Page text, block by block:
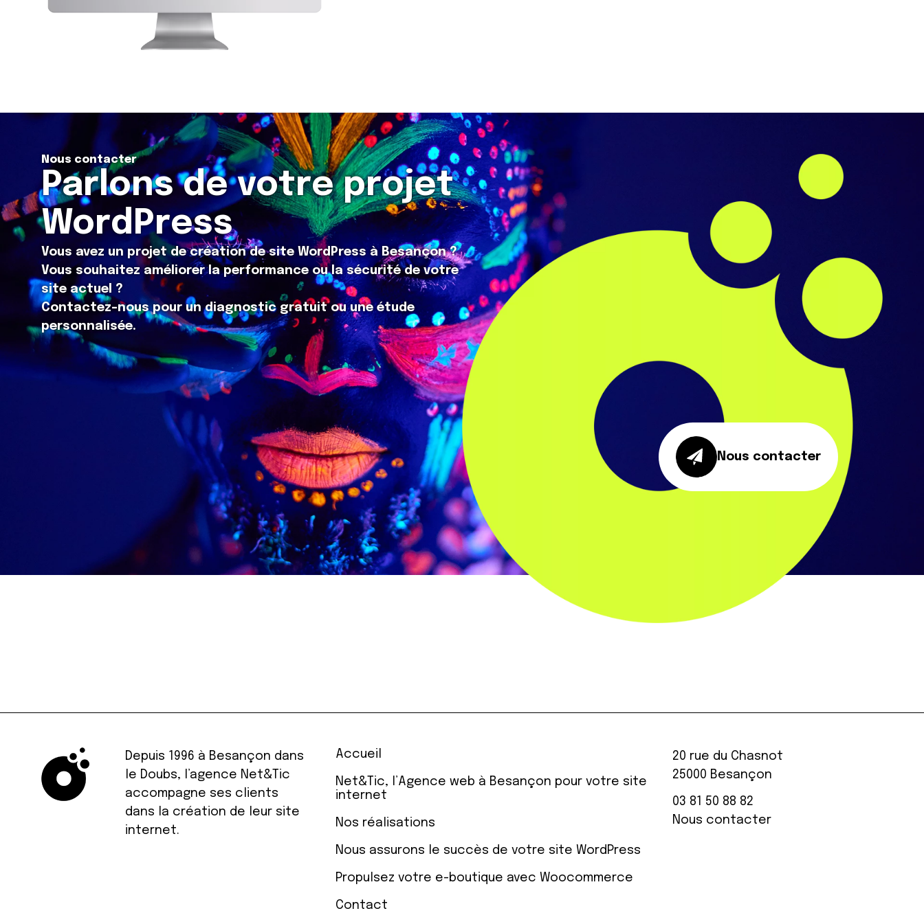
Nous contacter
Parlons de votre projet
WordPress
Vous avez un projet de création de site WordPress à Besançon ?
Vous souhaitez améliorer la performance ou la sécurité de votre
site actuel ?
Contactez-nous pour un diagnostic gratuit ou une étude
personnalisée.
Nous contacter
Depuis 1996 à Besançon dans
le Doubs, l’agence Net&Tic
accompagne ses clients
dans la création de leur site
internet.
Accueil
Net&Tic, l’Agence web à Besançon pour votre site
internet
Nos réalisations
Nous assurons le succès de votre site WordPress
Propulsez votre e-boutique avec Woocommerce
Contact
20 rue du Chasnot
25000 Besançon
03 81 50 88 82
Nous contacter